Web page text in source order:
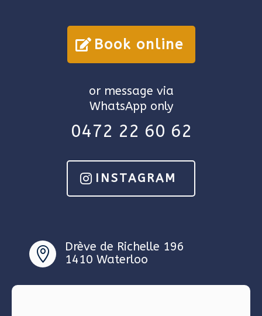
Book online
or message via
WhatsApp only
0472 22 60 62
INSTAGRAM

Drève de Richelle 196
1410 Waterloo